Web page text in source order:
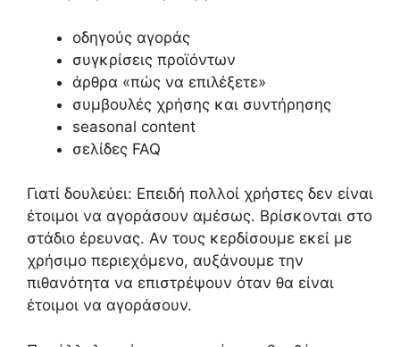
οδηγούς αγοράς
συγκρίσεις προϊόντων
άρθρα «πώς να επιλέξετε»
συμβουλές χρήσης και συντήρησης
seasonal content
σελίδες FAQ
Γιατί δουλεύει: Επειδή πολλοί χρήστες δεν είναι
έτοιμοι να αγοράσουν αμέσως. Βρίσκονται στο
στάδιο έρευνας. Αν τους κερδίσουμε εκεί με
χρήσιμο περιεχόμενο, αυξάνουμε την
πιθανότητα να επιστρέψουν όταν θα είναι
έτοιμοι να αγοράσουν.